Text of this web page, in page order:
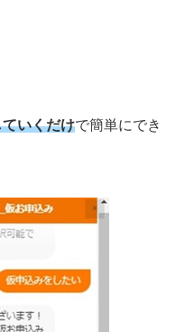
いくだけで簡単にでき